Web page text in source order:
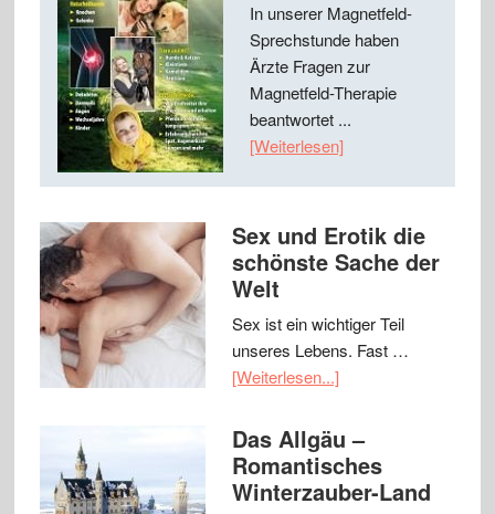
In unserer Magnetfeld-
Sprechstunde haben
Ärzte Fragen zur
Magnetfeld-Therapie
beantwortet ...
[Weiterlesen]
Sex und Erotik die
schönste Sache der
Welt
Sex ist ein wichtiger Teil
unseres Lebens. Fast …
[Weiterlesen...]
Das Allgäu –
Romantisches
Winterzauber-Land